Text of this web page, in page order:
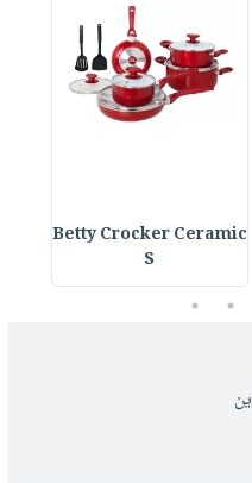
Betty Crocker Ceramic
S
4
5